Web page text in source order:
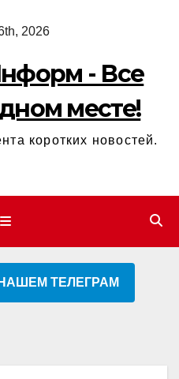
2026
- Все
месте!
коротких новостей.
ТЕЛЕГРАМ